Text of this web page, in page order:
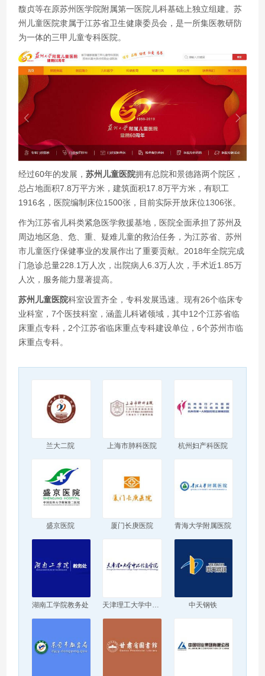
馥贞等在原苏州医学院附属第一医院儿科基础上独立组建。苏
州儿童医院隶属于江苏省卫生健康委员会，是一所集医教研防
为一体的三甲儿童专科医院。
经过60年的发展，苏州儿童医院拥有总院和景德路两个院区，
总占地面积7.8万平方米，建筑面积17.8万平方米，有职工
1916名，医院编制床位1500张，目前实际开放床位1306张。
作为江苏省儿科类紧急医学救援基地，医院全面承担了苏州及
周边地区急、危、重、疑难儿童的救治任务，为江苏省、苏州
市儿童医疗保健事业的发展作出了重要贡献。2018年全院完成
门急诊总量228.1万人次，出院病人6.3万人次，手术近1.85万
人次，服务能力显著提高。
苏州儿童医院科室设置齐全，专科发展迅速。现有26个临床专
业科室，7个医技科室，涵盖儿科诸领域，其中12个江苏省临
床重点专科，2个江苏省临床重点专科建设单位，6个苏州市临
床重点专科。
兰大二院 上海市肺科医院 杭州妇产科医院
盛京医院 厦门长庚医院 青海大学附属医院
湖南工学院教务处 天津理工大学中环信息学院 中天钢铁